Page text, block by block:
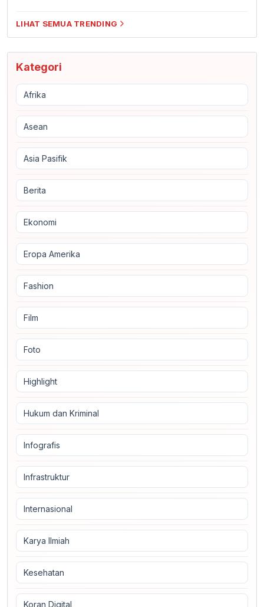
LIHAT SEMUA TRENDING
Kategori
Afrika
Asean
Asia Pasifik
Berita
Ekonomi
Eropa Amerika
Fashion
Film
Foto
Highlight
Hukum dan Kriminal
Infografis
Infrastruktur
Internasional
Karya Ilmiah
Kesehatan
Koran Digital